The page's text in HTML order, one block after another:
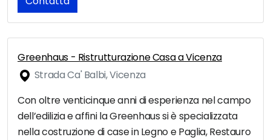
Greenhaus - Ristrutturazione Casa a Vicenza
Strada Ca' Balbi, Vicenza
Con oltre venticinque anni di esperienza nel campo
dell’edilizia e affini la Greenhaus si è specializzata
nella costruzione di case in Legno e Paglia, Restauro